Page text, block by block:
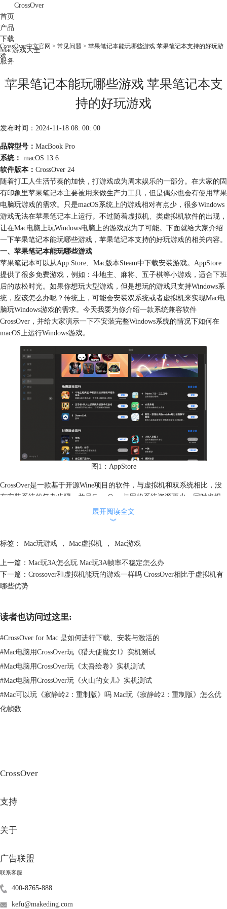
CrossOver
首页
产品
下载
Mac游戏大全
服务
购买
CrossOver中文官网 > 常见问题 > 苹果笔记本能玩哪些游戏 苹果笔记本支持的好玩游
戏
苹果笔记本能玩哪些游戏 苹果笔记本支
持的好玩游戏
发布时间：2024-11-18 08: 00: 00
品牌型号： MacBook Pro
系统： macOS 13.6
软件版本： CrossOver 24
随着打工人生活节奏的加快，打游戏成为周末娱乐的一部分。在大家的固
有印象里苹果笔记本主要被用来做生产力工具，但是偶尔也会有使用苹果
电脑玩游戏的需求。只是macOS系统上的游戏相对有点少，很多Windows
游戏无法在苹果笔记本上运行。不过随着虚拟机、类虚拟机软件的出现，
让在Mac电脑上玩Windows电脑上的游戏成为了可能。下面就给大家介绍
一下苹果笔记本能玩哪些游戏，苹果笔记本支持的好玩游戏的相关内容。
一、苹果笔记本能玩哪些游戏
苹果笔记本可以从App Store、Mac版本Steam中下载安装游戏。AppStore
提供了很多免费游戏，例如：斗地主、麻将、五子棋等小游戏，适合下班
后的放松时光。如果你想玩大型游戏，但是想玩的游戏只支持Windows系
统，应该怎么办呢？传统上，可能会安装双系统或者虚拟机来实现Mac电
脑玩Windows游戏的需求。今天我要为你介绍一款系统兼容软件
CrossOver，并给大家演示一下不安装完整Windows系统的情况下如何在
macOS上运行Windows游戏。
图1：AppStore
CrossOver是一款基于开源Wine项目的软件，与虚拟机和双系统相比，没
有安装系统的复杂步骤，并且CrossOver占用的系统资源更少，同时也提
CrossOver的最大优势在于它不需要重启（双系统需要重启才能切换系
或虚拟机在苹果笔记本上玩Windows游戏，会耗费大量系统资源，导致游
戏卡顿、体验感不佳。相比之下，CrossOver只需安装在电脑上，用户即
可下载运行想玩的游戏，十分方便。
此外，CrossOver针对游戏进行了专门的优化，在苹果M系列芯片设备
macOS系统，并打开CrossOver-高级设置中的【D3DMetal】和【ESync】
展开阅读全文
︾
标签： Mac玩游戏 ， Mac虚拟机 ， Mac游戏
上一篇： Mac玩3A怎么玩 Mac玩3A帧率不稳定怎么办
下一篇： Crossover和虚拟机能玩的游戏一样吗 CrossOver相比于虚拟机有
哪些优势
读者也访问过这里:
#CrossOver for Mac 是如何进行下载、安装与激活的
#Mac电脑用CrossOver玩《猎天使魔女1》实机测试
#Mac电脑用CrossOver玩《太吾绘卷》实机测试
#Mac电脑用CrossOver玩《火山的女儿》实机测试
#Mac可以玩《寂静岭2：重制版》吗 Mac玩《寂静岭2：重制版》怎么优
化帧数
CrossOver
支持
关于
广告联盟
联系客服
400-8765-888
kefu@makeding.com